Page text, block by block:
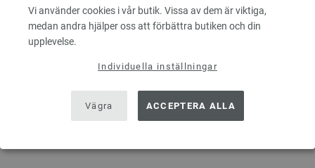
Vi använder cookies i vår butik. Vissa av dem är viktiga,
medan andra hjälper oss att förbättra butiken och din
upplevelse.
Individuella inställningar
Vägra ACCEPTERA ALLA
ANTAL
I VARUKORGEN